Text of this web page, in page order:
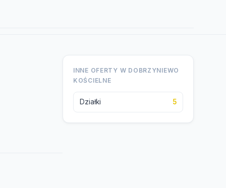
INNE OFERTY W DOBRZYNIEWO
KOŚCIELNE
Działki 5